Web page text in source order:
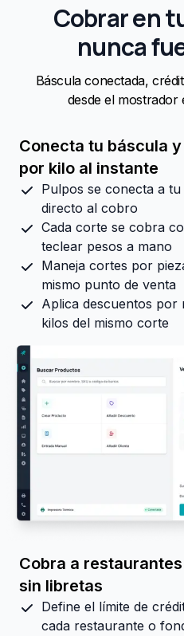
Cobrar en
nunca
Báscula conectada,
desde el mostrador
Conecta tu báscula
por kilo al instante
Pulpos se conecta a
directo al cobro
Cada corte se cobra
teclear pesos a mano
Maneja cortes por
mismo punto de venta
Aplica descuentos
kilos del mismo corte
Cobra a
sin libretas
Define el límite de
cada restaurante o